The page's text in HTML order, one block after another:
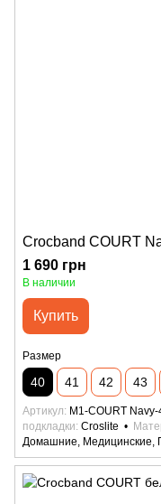
Crocband COURT
1 690 грн
В наличии
Купить
Размер
40 41 42 43
Артикул М1-COURT Navy-
подкладки Croslite
Домашние, Медицинские,